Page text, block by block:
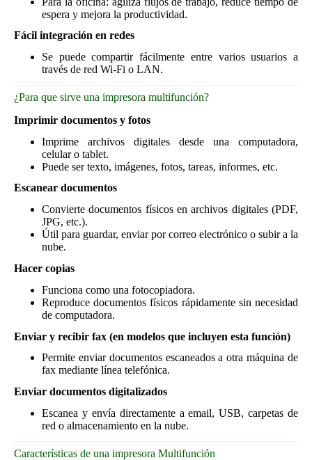
espera y mejora la productividad.
Fácil integración en redes
Se puede compartir fácilmente entre varios usuarios a
través de red Wi-Fi o LAN.
¿Para que sirve una impresora multifunción?
Imprimir documentos y fotos
Imprime archivos digitales desde una computadora,
celular o tablet.
Puede ser texto, imágenes, fotos, tareas, informes, etc.
Escanear documentos
Convierte documentos físicos en archivos digitales (PDF,
JPG, etc.).
Útil para guardar, enviar por correo electrónico o subir a la
nube.
Hacer copias
Funciona como una fotocopiadora.
Reproduce documentos físicos rápidamente sin necesidad
de computadora.
Enviar y recibir fax (en modelos que incluyen esta función)
Permite enviar documentos escaneados a otra máquina de
fax mediante línea telefónica.
Enviar documentos digitalizados
Escanea y envía directamente a email, USB, carpetas de
red o almacenamiento en la nube.
Características de una impresora Multifunción